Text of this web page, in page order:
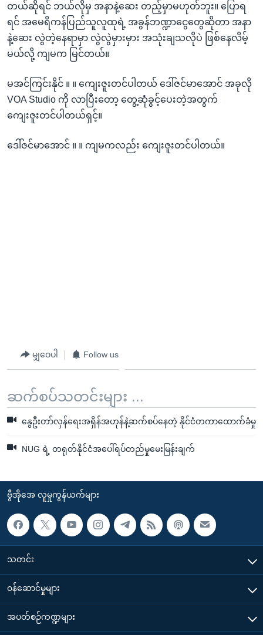
တယ်ဆိုရင် ဘယ်လိုမှ အနာနဲ့ဆေး တည့်မှာမဟုတ်ဘူး။ ‌ပြောရ
ရင် အ‌မေရိကန်ပြည်သူလူထုရဲ့ အခွန်ဘဏ္ဍာငွေတွေဆိုတာ အနာ
နဲ့ဆေး လွဲတဲ့နေရာမှာ လွဲလွဲမှားမှား အသုံးချသလိုပဲ ဖြစ်နေလိမ့်
မယ်လို့ ကျမက မြင်တယ်။
မအင်ကြင်းနိုင် ။ ။ ကျေးဇူးတင်ပါတယ် ‌ဒေါ်ဇင်မာ‌အောင် အခုလို
VOA Studio ကို လာပြီး‌တော့ တွေ့ဆုံခွင့်‌ပေးတဲ့အတွက်
ကျေးဇူးတင်ပါတယ်ရှင့်။
ဒေါ်ဇင်မာ‌အောင် ။ ။ ကျမကလည်း ကျေးဇူးတင်ပါတယ်။
မျှဝေပါ Follow us
ဆက်စပ်သတင်းများ ...
နွေဦးတာ်လှန်ရေးအရှိန်အဟုန်နဲ့ဆက်စပ်နေတဲ့ နိုင်ငံတကာထောက်ခံမှု
NUG ရဲ့ တရုတ်နိုင်ငံအပေါ်ရပ်တည်မှုမေးမြန်းချက်
ဗွီအိုအေ လူမှုကွန်ယက်များ
သတင်း
၀န်ဆောင်မှုများ
အပတ်စဉ်ကဏ္ဍများ